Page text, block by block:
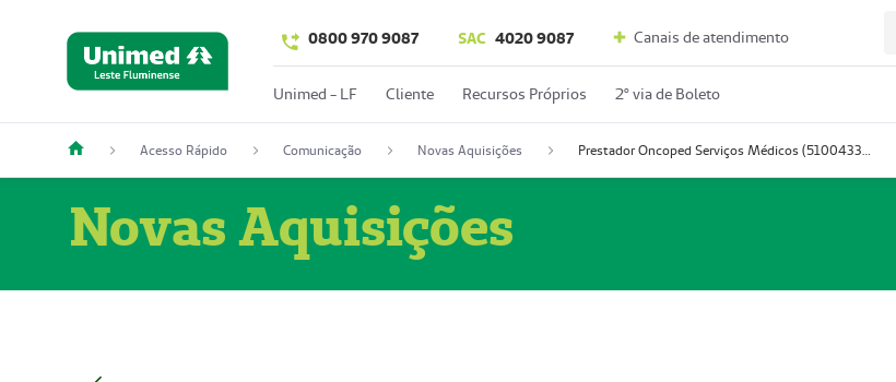
0800 970 9087 SAC 4020 9087 Canais de atendimento
Unimed - LF Cliente Recursos Próprios 2º via de Boleto
Acesso Rápido Comunicação Novas Aquisições Prestador Oncoped Serviços Médicos (51004335-0)
Novas Aquisições